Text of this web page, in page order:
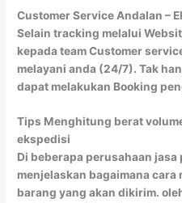
Customer Service Andalan –
Selain tracking melalui
kepada team Customer
melayani anda (24/7). Tak
dapat melakukan Booking
Tips Menghitung berat
ekspedisi
Di beberapa perusahaan
menjelaskan bagaimana
barang yang akan dikirim.